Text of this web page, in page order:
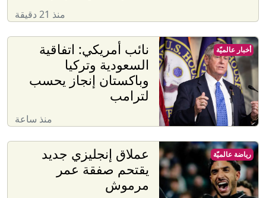
منذ 21 دقيقة
نائب أمريكي: اتفاقية
السعودية وتركيا
وباكستان إنجاز يحسب
لترامب
منذ ساعة
أخبار عالميّة
عملاق إنجليزي جديد
يقتحم صفقة عمر
مرموش
رياضة عالميّة